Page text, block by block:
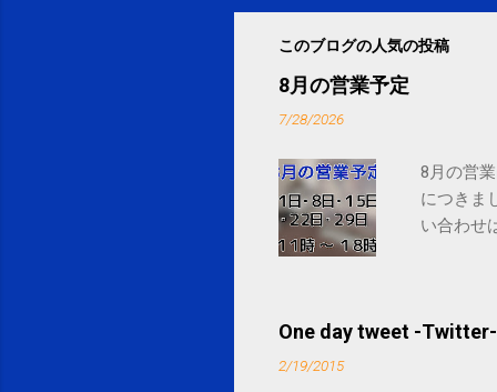
このブログの人気の投稿
8月の営業予定
7/28/2026
8月の営
につきま
い合わせ
One day tweet -Twitter-
2/19/2015